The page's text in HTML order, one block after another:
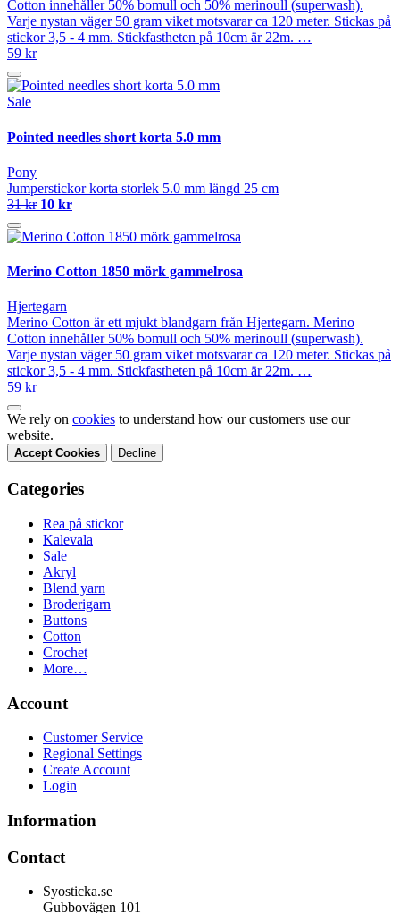
Cotton innehåller 50% bomull och 50% merinoull (superwash).
Varje nystan väger 50 gram viket motsvarar ca 120 meter. Stickas på
stickor 3,5 - 4 mm. Stickfastheten på 10cm är 22m. …
59 kr
Sale
Pointed needles short korta 5.0 mm
Pony
Jumperstickor korta storlek 5.0 mm längd 25 cm
31 kr 10 kr
Merino Cotton 1850 mörk gammelrosa
Hjertegarn
Merino Cotton är ett mjukt blandgarn från Hjertegarn. Merino
Cotton innehåller 50% bomull och 50% merinoull (superwash).
Varje nystan väger 50 gram viket motsvarar ca 120 meter. Stickas på
stickor 3,5 - 4 mm. Stickfastheten på 10cm är 22m. …
59 kr
We rely on cookies to understand how our customers use our
website.
Accept Cookies Decline
Categories
Rea på stickor
Kalevala
Sale
Akryl
Blend yarn
Broderigarn
Buttons
Cotton
Crochet
More…
Account
Customer Service
Regional Settings
Create Account
Login
Information
Contact
Syosticka.se
Gubbovägen 101